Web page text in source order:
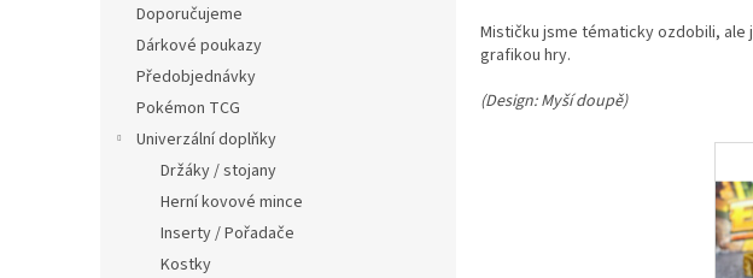
Doporučujeme
Dárkové poukazy
Předobjednávky
Pokémon TCG
Univerzální doplňky
Držáky / stojany
Herní kovové mince
Inserty / Pořadače
Kostky
Mističku jsme tématicky ozdobili,
grafikou hry.
(Design: Myší doupě)